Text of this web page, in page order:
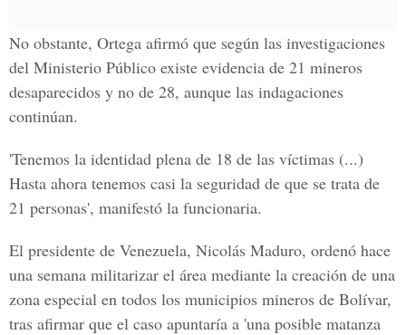
No obstante, Ortega afirmó que según las investigaciones
del Ministerio Público existe evidencia de 21 mineros
desaparecidos y no de 28, aunque las indagaciones
continúan.
'Tenemos la identidad plena de 18 de las víctimas (...)
Hasta ahora tenemos casi la seguridad de que se trata de
21 personas', manifestó la funcionaria.
El presidente de Venezuela, Nicolás Maduro, ordenó hace
una semana militarizar el área mediante la creación de una
zona especial en todos los municipios mineros de Bolívar,
tras afirmar que el caso apuntaría a 'una posible matanza